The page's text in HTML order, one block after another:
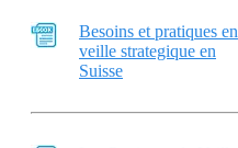
Besoins et pratiques en
veille strategique en
Suisse